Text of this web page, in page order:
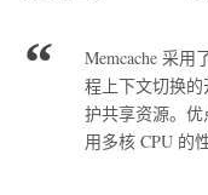
Memcache 采
程上下文切换
护共享资源。优
用多核 CPU 的性